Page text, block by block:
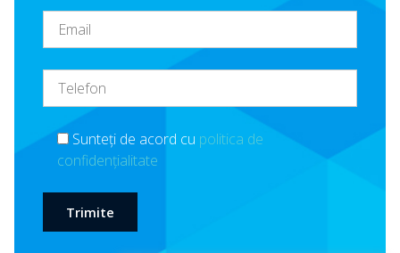
Sunteți de acord cu politica de
confidențialitate